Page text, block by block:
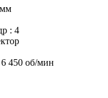
: 4
450 об/мин